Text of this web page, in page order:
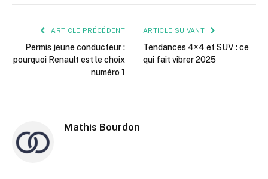
ARTICLE PRÉCÉDENT
Permis jeune conducteur :
pourquoi Renault est le choix
numéro 1
ARTICLE SUIVANT
Tendances 4×4 et SUV : ce
qui fait vibrer 2025
Mathis Bourdon